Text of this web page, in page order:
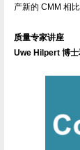
产新的 CMM 相
质量专家讲座
Uwe Hilpert 博